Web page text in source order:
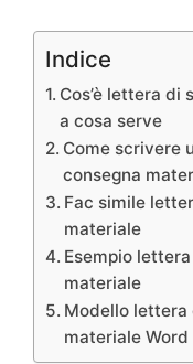
Indice
Cos’è lettera di
a cosa serve
Come scrivere
consegna
Fac simile
materiale
Esempio
materiale
Modello lettera
materiale Word